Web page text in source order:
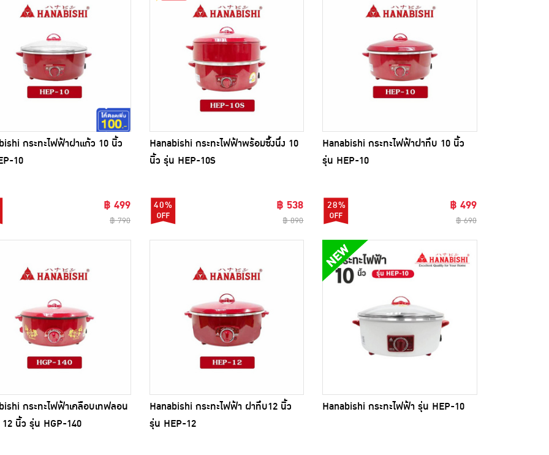
กระทะไฟฟ้าฝาแก้ว 10 นิ้ว
10
฿ 499
฿ 790
Hanabishi กระทะไฟฟ้าพร้อมซึ้งนึ่ง 10
นิ้ว รุ่น HEP-10S
40% ฿ 538
฿ 890
Hanabishi กระทะไฟฟ้าฝาทึบ 10 นิ้ว
รุ่น HEP-10
28% ฿ 499
฿ 690
กระทะไฟฟ้าเคลือบเทฟลอน
นิ้ว รุ่น HGP-140
Hanabishi กระทะไฟฟ้า ฝาทึบ12 นิ้ว
รุ่น HEP-12
Hanabishi กระทะไฟฟ้า รุ่น HEP-10